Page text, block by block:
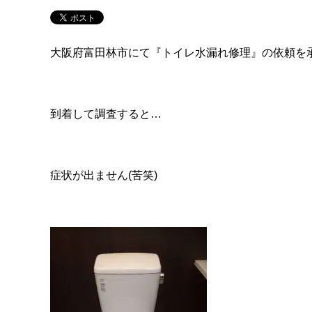
大阪府富田林市にて『トイレ水漏れ修理』の依頼を
到着して調査すると…
症状が出ません(苦笑)